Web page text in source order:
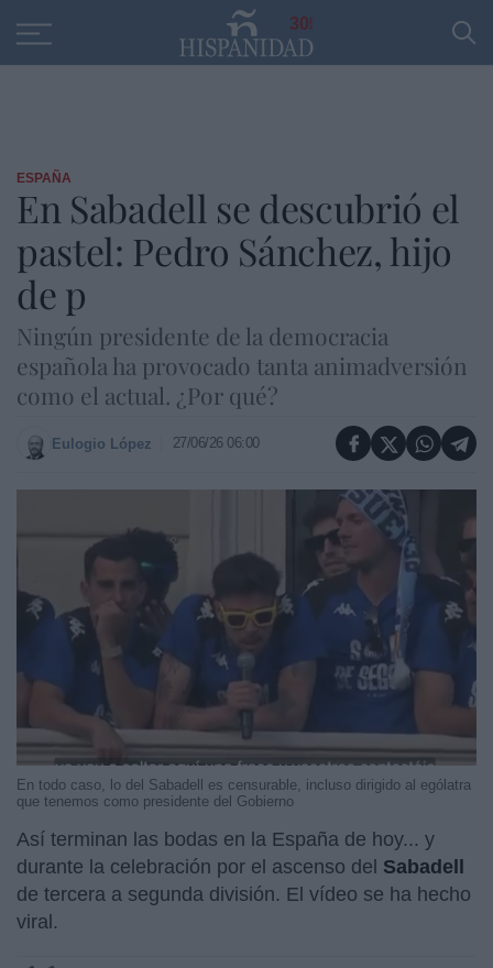
30
ESPAÑA
En Sabadell se descubrió el
pastel: Pedro Sánchez, hijo
de p
Ningún presidente de la democracia
española ha provocado tanta animadversión
como el actual. ¿Por qué?
Eulogio López 27/06/26 06:00
En todo caso, lo del Sabadell es censurable, incluso dirigido al ególatra
que tenemos como presidente del Gobierno
Así terminan las bodas en la España de hoy... y
durante la celebración por el ascenso del Sabadell
de tercera a segunda división. El vídeo se ha hecho
viral.